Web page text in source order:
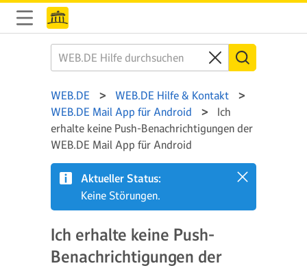
WEB.DE
WEB.DE Hilfe & Kontakt
WEB.DE Mail App für Android
Ich
erhalte keine Push-Benachrichtigungen der
WEB.DE Mail App für Android
Aktueller Status:
Keine Störungen.
Ich erhalte keine Push-
Benachrichtigungen der